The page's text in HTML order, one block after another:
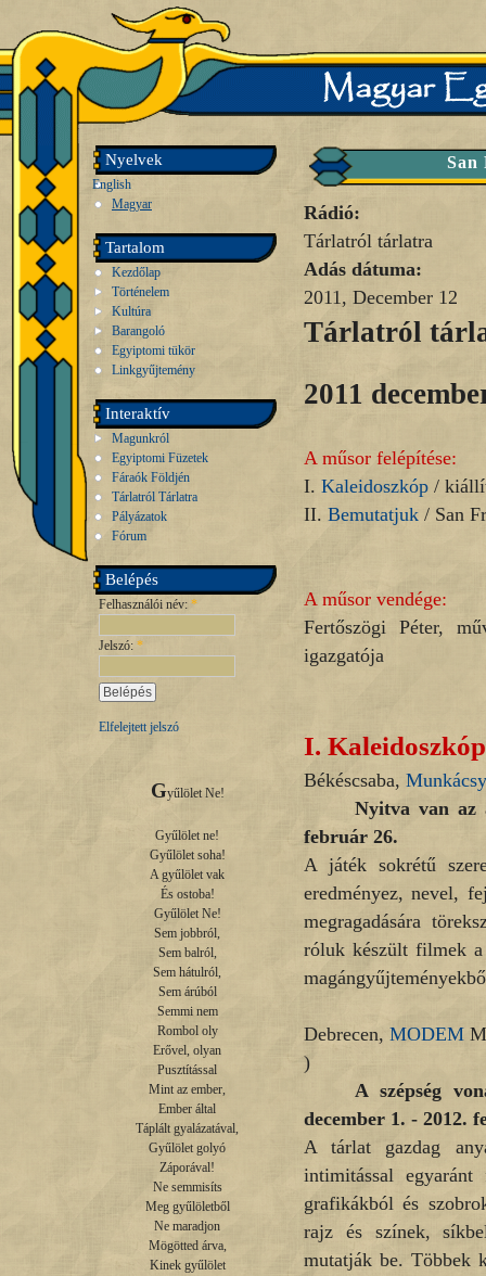
Nyelvek
English
Magyar
Tartalom
Kezdőlap
Történelem
Kultúra
Barangoló
Egyiptomi tükör
Linkgyűjtemény
Interaktív
Magunkról
Egyiptomi Füzetek
Fáraók Földjén
Tárlatról Tárlatra
Pályázatok
Fórum
Belépés
Felhasználói név: *
Jelszó: *
Elfelejtett jelszó
Gyűlölet Ne!
Gyűlölet ne!
Gyűlölet soha!
A gyűlölet vak
És ostoba!
Gyűlölet Ne!
Sem jobbról,
Sem balról,
Sem hátulról,
Sem árúból
Semmi nem
Rombol oly
Erővel, olyan
Pusztítással
Mint az ember,
Ember által
Táplált gyalázatával,
Gyűlölet golyó
Záporával!
Ne semmisíts
Meg gyűlöletből
Ne maradjon
Mögötted árva,
Kinek gyűlölet
San
Rádió:
Tárlatról tárlatra
Adás dátuma:
2011, December 12
Tárlatról
2011
A műsor felépítése:
I. Kaleidoszkóp /
II. Bemutatjuk / San
A műsor vendége:
Fertőszögi Péter,
igazgatója
I. Kaleidoszkóp
Békéscsaba,
Nyitva van az
február 26.
A játék sokrétű
eredményez, nevel,
megragadására
róluk készült filmek a
Debrecen, MODEM
)
A szépség
december 1. - 2012.
A tárlat gazdag
intimitással egyaránt
grafikákból és
rajz és színek,
mutatják be. Többek